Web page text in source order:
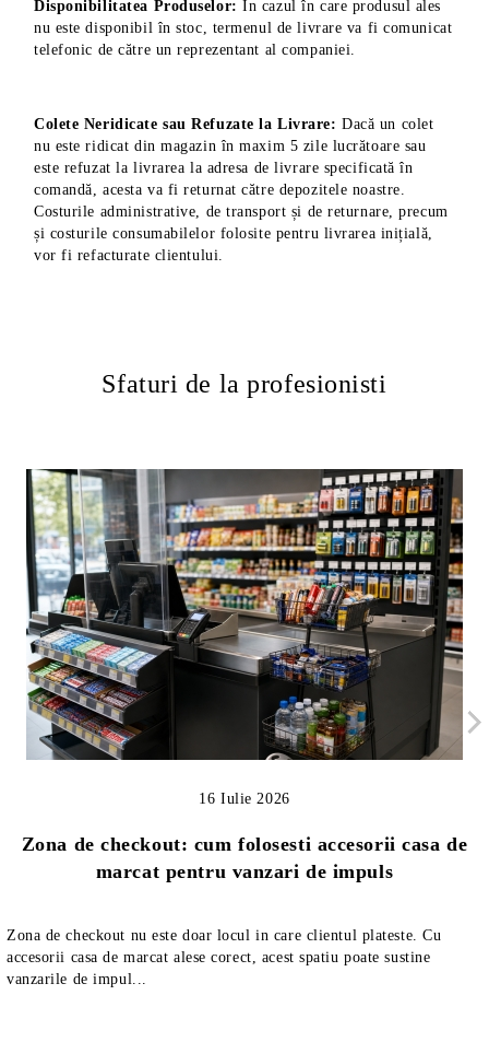
Disponibilitatea Produselor: În cazul în care produsul ales
nu este disponibil în stoc, termenul de livrare va fi comunicat
telefonic de către un reprezentant al companiei.
Colete Neridicate sau Refuzate la Livrare: Dacă un colet
nu este ridicat din magazin în maxim 5 zile lucrătoare sau
este refuzat la livrarea la adresa de livrare specificată în
comandă, acesta va fi returnat către depozitele noastre.
Costurile administrative, de transport și de returnare, precum
și costurile consumabilelor folosite pentru livrarea inițială,
vor fi refacturate clientului.
Sfaturi de la profesionisti
Zona de checkout: cum folosesti accesorii casa de
marcat pentru vanzari de impuls
16 Iulie 2026
Zona de checkout nu este doar locul in care clientul plateste. Cu
accesorii casa de marcat alese corect, acest spatiu poate sustine
vanzarile de impul...